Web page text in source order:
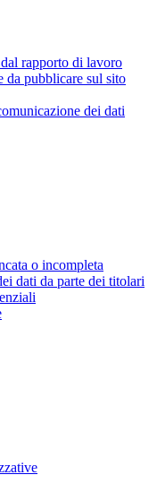
rapporto di lavoro
da pubblicare sul sito
dei dati
o incompleta
dati da parte dei titolari